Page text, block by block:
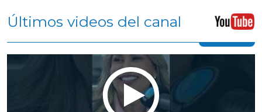
Últimos videos del canal